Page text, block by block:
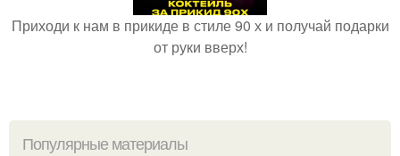
Приходи к нам в прикиде в стиле 90 х и получай подарки
от руки вверх!
Популярные материалы